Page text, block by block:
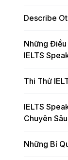
Describe
Những
IELTS
Thi Thử
IELTS
Chuyên
Những Bí